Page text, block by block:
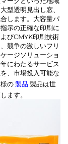
型透明見出し窓、
します。大容量パ
示の正確な印刷に
びCMYK印刷技術
競争の激しいフリ
ージソリューショ
にわたるサービス
、市場投入可能な
の製品 製品は世
ます。